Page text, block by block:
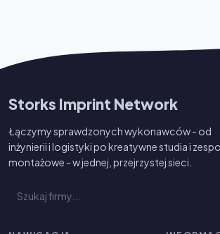
Storks Imprint Network
Łączymy sprawdzonych wykonawców - od
inżynierii i logistyki po kreatywne studia i
montażowe - w jednej, przejrzystej sieci.